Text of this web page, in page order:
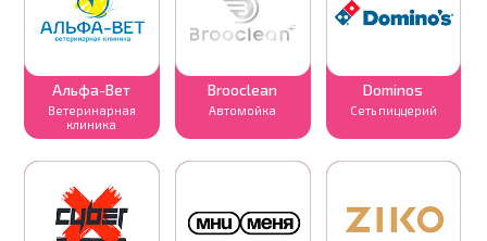
Альфа-Вет
Ветеринарная
клиника
Brooclean
Автомойка
Dominos
Сеть пиццерий